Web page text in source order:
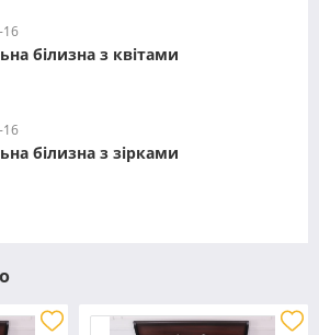
16
білизна з квітами
16
білизна з зірками